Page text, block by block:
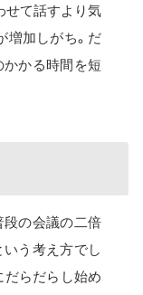
せて話すより気
増加しがち。だ
かかる時間を短
段の会議の二倍
いう考え方でし
だらだらし始め